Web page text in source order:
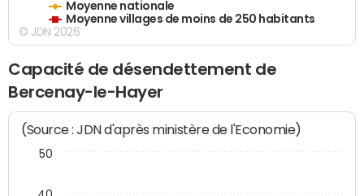
Moyenne nationale
Moyenne villages de moins de 250 habitants
© JDN 2026
Capacité de désendettement de
Bercenay-le-Hayer
(Source : JDN d'après ministère de l'Economie)
50